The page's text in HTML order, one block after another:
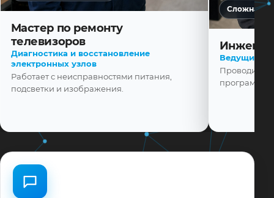
Мастер по ремонту
телевизоров
Диагностика и восстановление
электронных узлов
Работает с неисправностями питания,
подсветки и изображения.
Сложная
Ведущий
Проводит